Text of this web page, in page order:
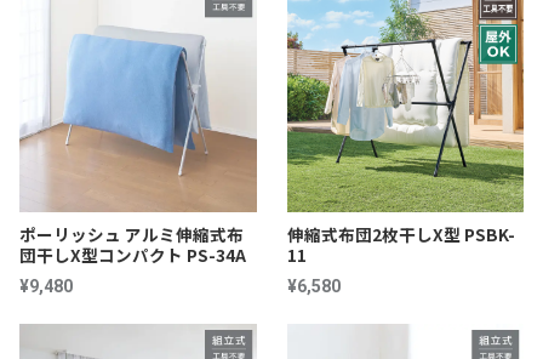
ポーリッシュ アルミ伸縮式布
団干しX型コンパクト PS-34A
¥9,480
伸縮式布団2枚干しX型 PSBK-
11
¥6,580